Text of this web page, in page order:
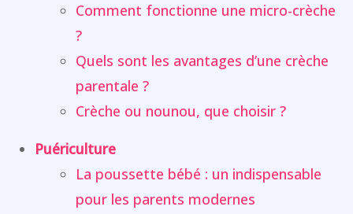
Comment fonctionne une micro-crèche
?
Quels sont les avantages d’une crèche
parentale ?
Crèche ou nounou, que choisir ?
Puériculture
La poussette bébé : un indispensable
pour les parents modernes